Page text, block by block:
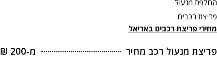
החלפת מנעול
פריצת רכבים
מחירי פריצת רכבים באריאל
פריצת מנעול רכב מחיר מ-200 ₪